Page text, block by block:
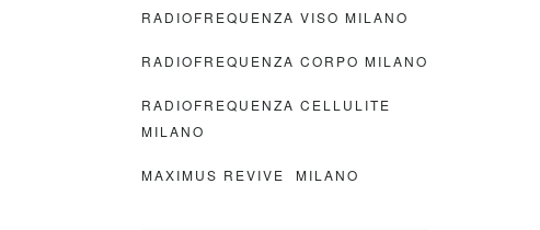
RADIOFREQUENZA VISO MILANO
RADIOFREQUENZA CORPO MILANO
RADIOFREQUENZA CELLULITE
MILANO
MAXIMUS REVIVE MILANO